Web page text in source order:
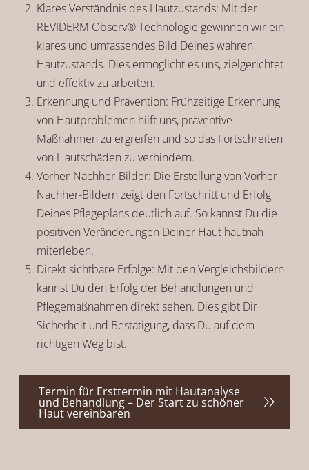
Klares Verständnis des Hautzustands: Mit der
REVIDERM Observ® Technologie gewinnen wir ein
klares und umfassendes Bild Deines wahren
Hautzustands. Dies ermöglicht es uns, zielgerichtet
und effektiv zu arbeiten.
Erkennung und Prävention: Frühzeitige Erkennung
von Hautproblemen hilft uns, präventive
Maßnahmen zu ergreifen und so das Fortschreiten
von Hautschäden zu verhindern.
Vorher-Nachher-Bilder: Die Erstellung von Vorher-
Nachher-Bildern zeigt den Fortschritt und Erfolg
Deines Pflegeplans deutlich auf. So kannst Du die
positiven Veränderungen Deiner Haut hautnah
miterleben.
Direkt sichtbare Erfolge: Mit den Vergleichsbildern
kannst Du den Erfolg der Behandlungen und
Pflegemaßnahmen direkt sehen. Dies gibt Dir
Sicherheit und Bestätigung, dass Du auf dem
richtigen Weg bist.
Termin für Ersttermin mit Hautanalyse
und Behandlung – Der Start zu schöner
Haut vereinbaren